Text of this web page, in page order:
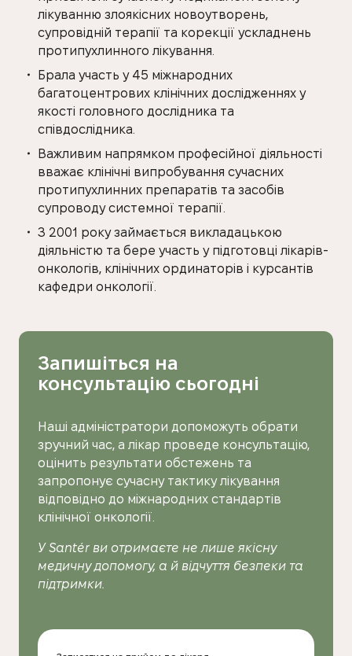
лікуванню злоякісних новоутворень,
супровідній терапії та корекції ускладнень
протипухлинного лікування.
Брала участь у 45 міжнародних
багатоцентрових клінічних дослідженнях у
якості головного дослідника та
співдослідника.
Важливим напрямком професійної діяльності
вважає клінічні випробування сучасних
протипухлинних препаратів та засобів
супроводу системної терапії.
З 2001 року займається викладацькою
діяльністю та бере участь у підготовці лікарів-
онкологів, клінічних ординаторів і курсантів
кафедри онкології.
Запишіться на
консультацію сьогодні
Наші адміністратори допоможуть обрати
зручний час, а лікар проведе консультацію,
оцінить результати обстежень та
запропонує сучасну тактику лікування
відповідно до міжнародних стандартів
клінічної онкології.
У Santér ви отримаєте не лише якісну
медичну допомогу, а й відчуття безпеки та
підтримки.